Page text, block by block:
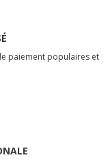
paiement populaires et